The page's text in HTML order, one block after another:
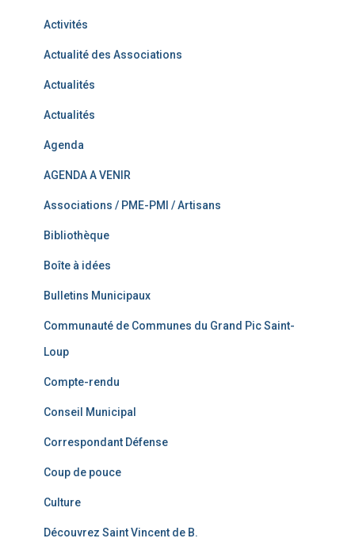
Activités
Actualité des Associations
Actualités
Actualités
Agenda
AGENDA A VENIR
Associations / PME-PMI / Artisans
Bibliothèque
Boîte à idées
Bulletins Municipaux
Communauté de Communes du Grand Pic Saint-
Loup
Compte-rendu
Conseil Municipal
Correspondant Défense
Coup de pouce
Culture
Découvrez Saint Vincent de B.